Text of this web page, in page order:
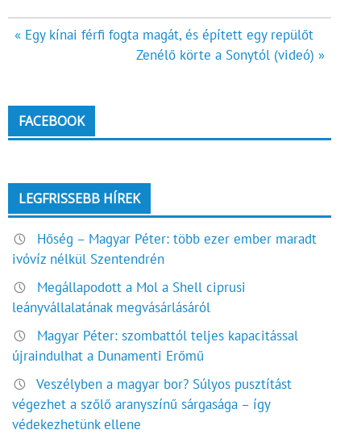
Bejegyzés
« Egy kínai férfi fogta magát, és épített egy repülőt
Zenélő körte a Sonytól (videó) »
FACEBOOK
LEGFRISSEBB HÍREK
Hőség – Magyar Péter: több ezer ember maradt
ivóvíz nélkül Szentendrén
Megállapodott a Mol a Shell ciprusi
leányvállalatának megvásárlásáról
Magyar Péter: szombattól teljes kapacitással
újraindulhat a Dunamenti Erőmű
Veszélyben a magyar bor? Súlyos pusztítást
végezhet a szőlő aranyszínű sárgasága – így
védekezhetünk ellene